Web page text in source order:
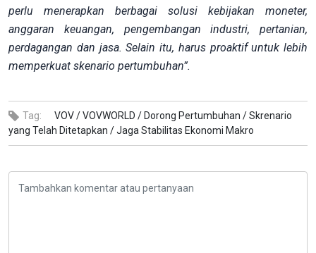
perlu menerapkan berbagai solusi kebijakan moneter,
anggaran keuangan, pengembangan industri, pertanian,
perdagangan dan jasa. Selain itu, harus proaktif untuk lebih
memperkuat skenario pertumbuhan”.
Tag: VOV /VOVWORLD / Dorong Pertumbuhan /Skrenario
yang Telah Ditetapkan /Jaga Stabilitas Ekonomi Makro